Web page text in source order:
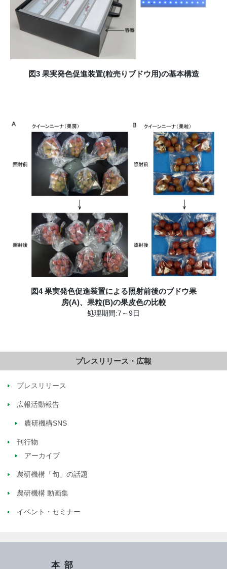
図3 果実発色促進装置(粒売りブドウ用)の基本構造
図4 果実発色促進装置による照射前後のブドウ果
房(A)、果粒(B)の果皮色の比較
処理期間:7～9日
プレスリリース・広報
プレスリリース
広報活動報告
農研機構SNS
刊行物
アーカイブ
農研機構「旬」の話題
農研機構 動画集
イベント・セミナー
本部